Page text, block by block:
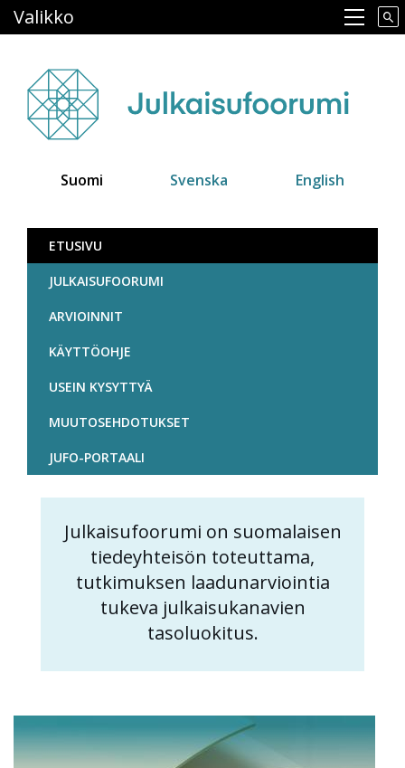
pääsisältöön
Main navigation
Valikko
Suomi Svenska English
Julkaisufoorumi
ETUSIVU
JULKAISUFOORUMI
ARVIOINNIT
KÄYTTÖOHJE
USEIN KYSYTTYÄ
MUUTOSEHDOTUKSET
JUFO-PORTAALI
Content
markup
Julkaisufoorumi on suomalaisen
tiedeyhteisön toteuttama,
tutkimuksen laadunarviointia
tukeva julkaisukanavien
tasoluokitus.